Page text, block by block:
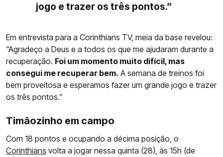
jogo e trazer os três pontos.”
Em entrevista para a Corinthians TV, meia da base revelou:
“Agradeço a Deus e a todos os que me ajudaram durante a
recuperação. Foi um momento muito difícil, mas
consegui me recuperar bem. A semana de treinos foi
bem proveitosa e esperamos fazer um grande jogo e trazer
os três pontos.”
Timãozinho em campo
Com 18 pontos e ocupando a décima posição, o
Corinthians volta a jogar nessa quinta (28), às 15h (de